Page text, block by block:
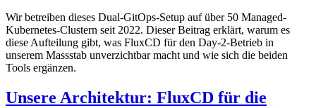
Wir betreiben dieses Dual-GitOps-Setup auf über 50 Managed-
Kubernetes-Clustern seit 2022. Dieser Beitrag erklärt, warum es
diese Aufteilung gibt, was FluxCD für den Day-2-Betrieb in
unserem Massstab unverzichtbar macht und wie sich die beiden
Tools ergänzen.
Unsere Architektur: FluxCD für die